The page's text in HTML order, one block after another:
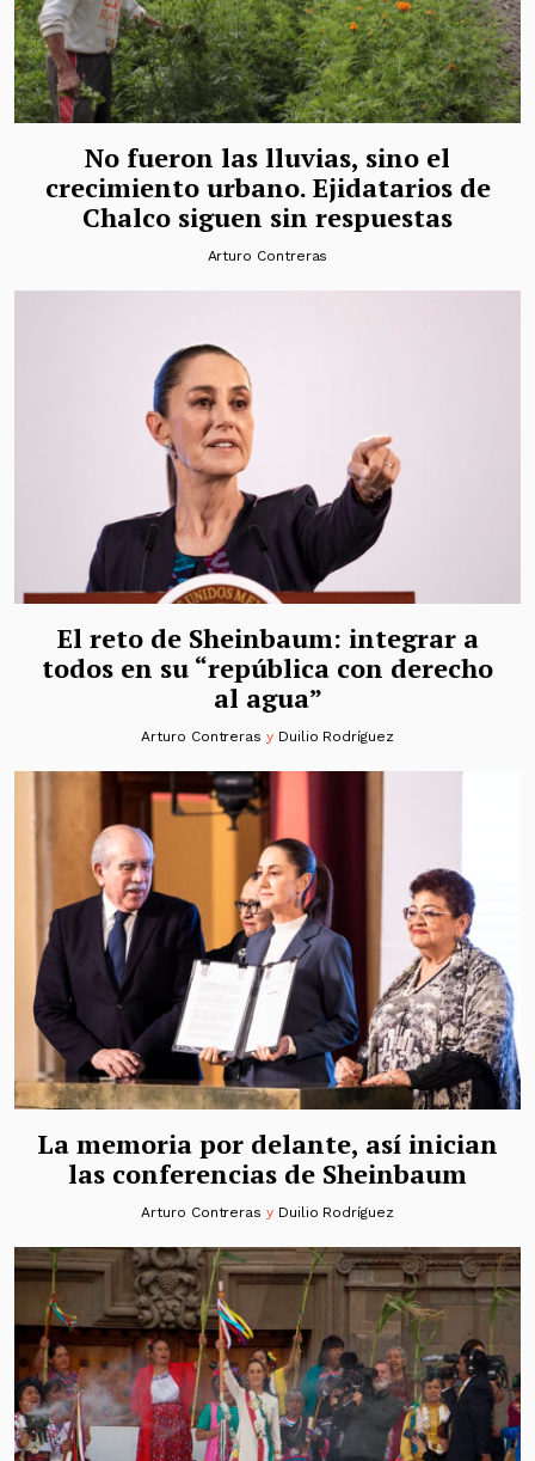
No fueron las lluvias, sino el
crecimiento urbano. Ejidatarios de
Chalco siguen sin respuestas
Arturo Contreras
El reto de Sheinbaum: integrar a
todos en su “república con derecho
al agua”
Arturo Contreras y Duilio Rodríguez
La memoria por delante, así inician
las conferencias de Sheinbaum
Arturo Contreras y Duilio Rodríguez